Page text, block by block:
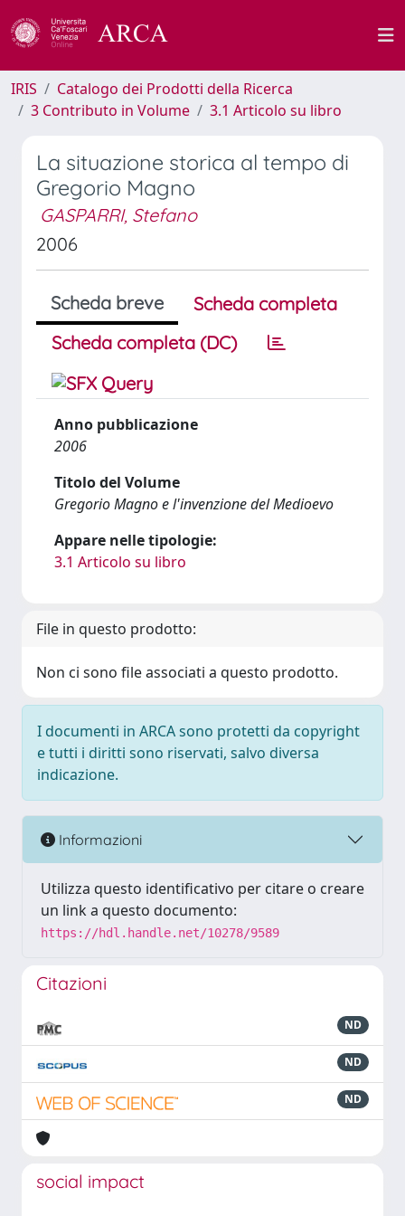
IRIS
Catalogo dei Prodotti della Ricerca
3 Contributo in Volume
3.1 Articolo su libro
La situazione storica al tempo di
Gregorio Magno
GASPARRI, Stefano
2006
Scheda breve
Scheda completa
Scheda completa (DC)
Anno pubblicazione
2006
Titolo del Volume
Gregorio Magno e l'invenzione del Medioevo
Appare nelle tipologie:
3.1 Articolo su libro
File in questo prodotto:
Non ci sono file associati a questo prodotto.
I documenti in ARCA sono protetti da copyright
e tutti i diritti sono riservati, salvo diversa
indicazione.
Informazioni
Utilizza questo identificativo per citare o creare
un link a questo documento:
https://hdl.handle.net/10278/9589
Citazioni
ND
ND
ND
social impact